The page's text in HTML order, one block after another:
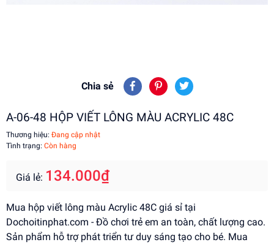
Chia sẻ
A-06-48 HỘP VIẾT LÔNG MÀU ACRYLIC 48C
Thương hiệu: Đang cập nhật
Tình trạng: Còn hàng
Giá lẻ: 134.000₫
Mua hộp viết lông màu Acrylic 48C giá sỉ tại
Dochoitinphat.com - Đồ chơi trẻ em an toàn, chất lượng cao.
Sản phẩm hỗ trợ phát triển tư duy sáng tạo cho bé. Mua